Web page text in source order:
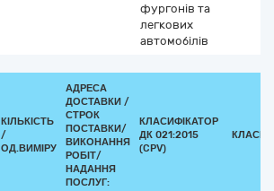
фургонів та
легкових
автомобілів
КІЛЬКІСТЬ
/
ОД.ВИМІРУ
АДРЕСА
ДОСТАВКИ /
СТРОК
ПОСТАВКИ/
ВИКОНАННЯ
РОБІТ/
НАДАННЯ
ПОСЛУГ:
КЛАСИФІКАТОР
ДК 021:2015
(CPV)